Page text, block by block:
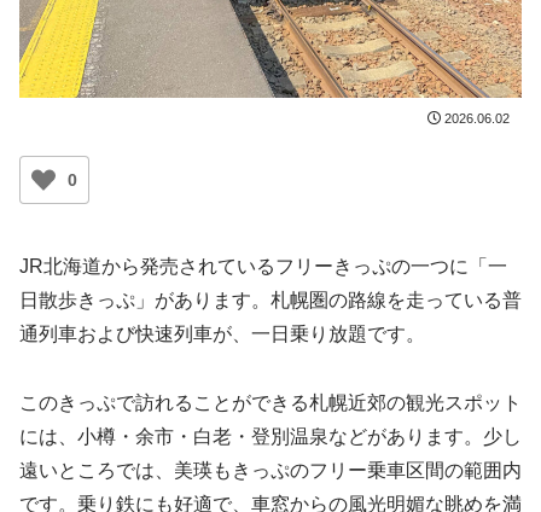
2026.06.02
0
JR北海道から発売されているフリーきっぷの一つに「一
日散歩きっぷ」があります。札幌圏の路線を走っている普
通列車および快速列車が、一日乗り放題です。
このきっぷで訪れることができる札幌近郊の観光スポット
には、小樽・余市・白老・登別温泉などがあります。少し
遠いところでは、美瑛もきっぷのフリー乗車区間の範囲内
です。乗り鉄にも好適で、車窓からの風光明媚な眺めを満